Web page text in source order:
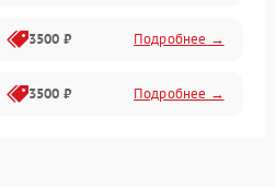
3500 ₽ Подробнее →
3500 ₽ Подробнее →